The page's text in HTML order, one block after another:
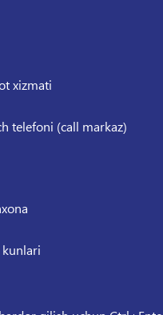
xizmati
telefoni (call markaz)